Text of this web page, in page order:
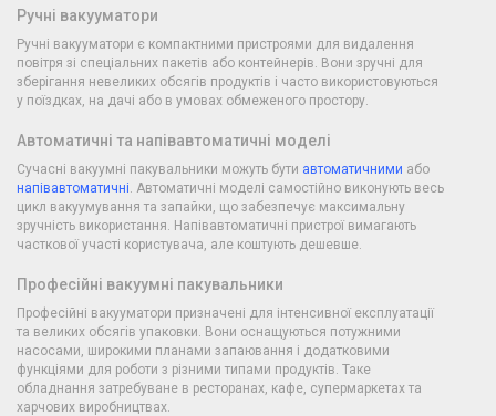
Ручні вакууматори
Ручні вакууматори є компактними пристроями для видалення
повітря зі спеціальних пакетів або контейнерів. Вони зручні для
зберігання невеликих обсягів продуктів і часто використовуються
у поїздках, на дачі або в умовах обмеженого простору.
Автоматичні та напівавтоматичні моделі
Сучасні вакуумні пакувальники можуть бути автоматичними або
напівавтоматичні. Автоматичні моделі самостійно виконують весь
цикл вакуумування та запайки, що забезпечує максимальну
зручність використання. Напівавтоматичні пристрої вимагають
часткової участі користувача, але коштують дешевше.
Професійні вакуумні пакувальники
Професійні вакууматори призначені для інтенсивної експлуатації
та великих обсягів упаковки. Вони оснащуються потужними
насосами, широкими планами запаювання і додатковими
функціями для роботи з різними типами продуктів. Таке
обладнання затребуване в ресторанах, кафе, супермаркетах та
харчових виробництвах.